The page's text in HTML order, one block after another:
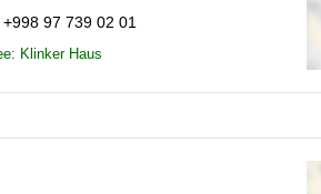
+998 97 739 02 01
Klinker Haus